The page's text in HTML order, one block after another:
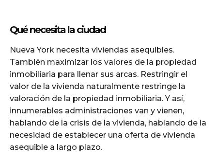
Qué necesita la ciudad
Nueva York necesita viviendas asequibles.
También maximizar los valores de la propiedad
inmobiliaria para llenar sus arcas. Restringir el
valor de la vivienda naturalmente restringe la
valoración de la propiedad inmobiliaria. Y así,
innumerables administraciones van y vienen,
hablando de la crisis de la vivienda, hablando de la
necesidad de establecer una oferta de vivienda
asequible a largo plazo.